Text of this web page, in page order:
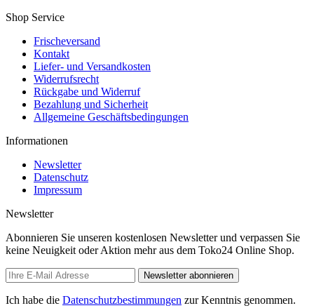
Shop Service
Frischeversand
Kontakt
Liefer- und Versandkosten
Widerrufsrecht
Rückgabe und Widerruf
Bezahlung und Sicherheit
Allgemeine Geschäftsbedingungen
Informationen
Newsletter
Datenschutz
Impressum
Newsletter
Abonnieren Sie unseren kostenlosen Newsletter und verpassen Sie
keine Neuigkeit oder Aktion mehr aus dem Toko24 Online Shop.
Newsletter abonnieren
Ich habe die Datenschutzbestimmungen zur Kenntnis genommen.